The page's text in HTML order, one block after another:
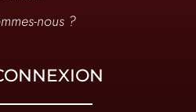
nous ?